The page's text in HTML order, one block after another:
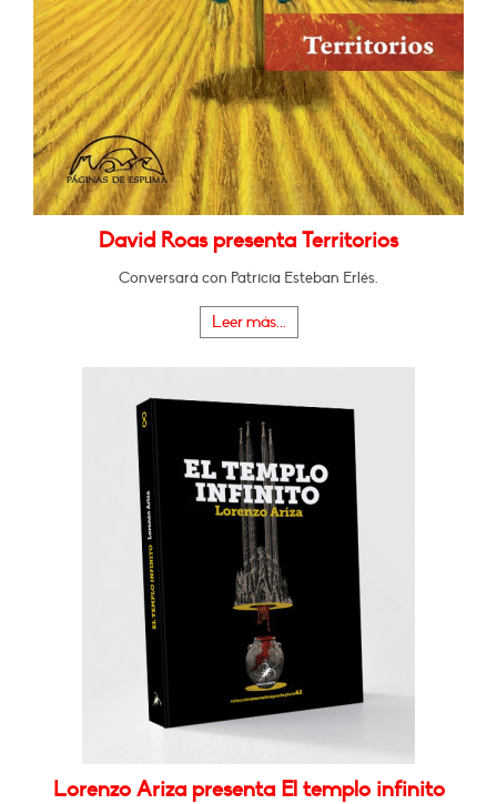
David Roas presenta Territorios
Conversará con Patricia Esteban Erlés.
Leer más...
Lorenzo Ariza presenta El templo infinito